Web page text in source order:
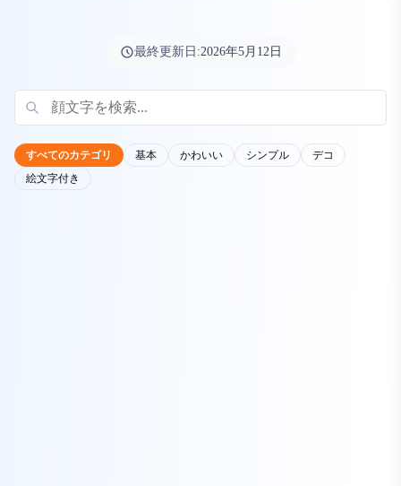
最終更新日:2026年5月12日
すべてのカテゴリ 基本 かわいい シンプル
デコ
絵文字付き